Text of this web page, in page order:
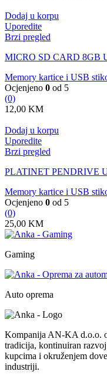
Dodaj u korpu
Uporedite
Brzi pregled
MICRO SD CARD 8GB
Memory kartice i USB
Ocjenjeno 0 od 5
(0)
12,00 KM
Dodaj u korpu
Uporedite
Brzi pregled
PLATINET PENDRIVE
Memory kartice i USB
Ocjenjeno 0 od 5
(0)
25,00 KM
Gaming
Auto oprema
Kompanija AN-KA d.o.o.
tradicija, kontinuiran
kupcima i okruženjem
industriji.